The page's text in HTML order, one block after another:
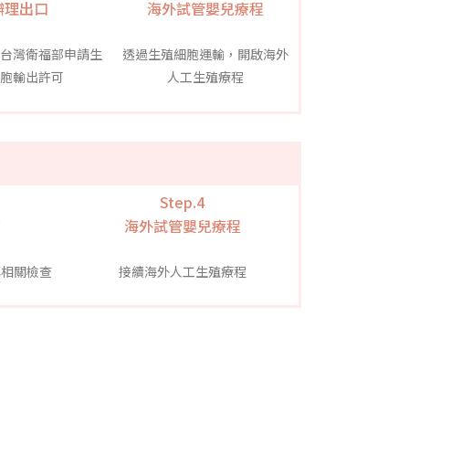
理出口
灣衛福部申請生
輸出許可
海外試管嬰兒療程
透過生殖細胞運輸，開啟海外
人工生殖療程
關檢查
Step.4
海外試管嬰兒療程
接續海外人工生殖療程